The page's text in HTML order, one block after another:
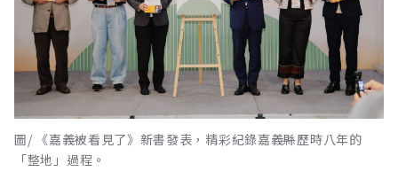
圖/ 《嘉義被看見了》新書發表，精彩紀錄嘉義縣歷時八年的
「整地」過程。